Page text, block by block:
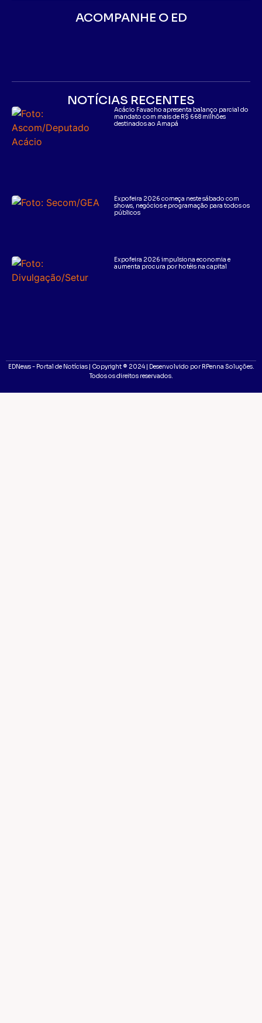
ACOMPANHE O ED
NOTÍCIAS RECENTES
Acácio Favacho apresenta balanço parcial do
mandato com mais de R$ 668 milhões
destinados ao Amapá
Expofeira 2026 começa neste sábado com
shows, negócios e programação para todos os
públicos
Expofeira 2026 impulsiona economia e
aumenta procura por hotéis na capital
EDNews - Portal de Notícias | Copyright ® 2024 | Desenvolvido por RPenna Soluções.
Todos os direitos reservados.